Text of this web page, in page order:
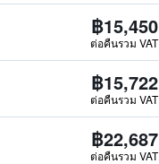
฿15,450
ต่อคืนรวม VAT
฿15,722
ต่อคืนรวม VAT
฿22,687
ต่อคืนรวม VAT